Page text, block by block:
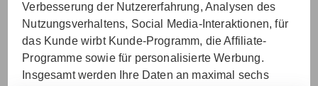
Verbesserung der Nutzererfahrung, Analysen des
Nutzungsverhaltens, Social Media-Interaktionen, für
das Kunde wirbt Kunde-Programm, die Affiliate-
Programme sowie für personalisierte Werbung.
Insgesamt werden Ihre Daten an maximal sechs